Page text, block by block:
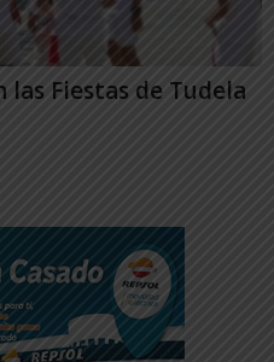
las Fiestas de Tudela